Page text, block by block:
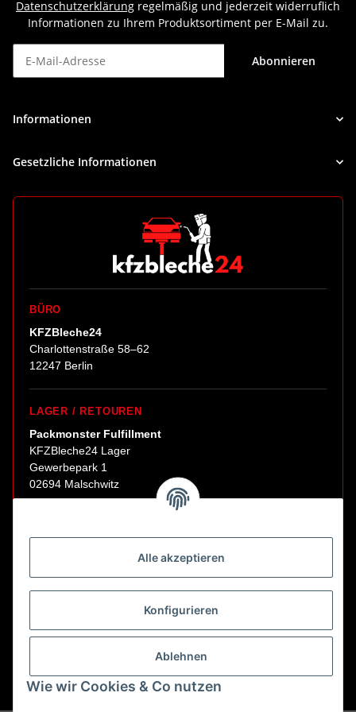
Alle akzeptieren
Konfigurieren
Ablehnen
Wie wir Cookies & Co nutzen
Datenschutzerklärung regelmäßig und jederzeit widerruflich
Informationen zu Ihrem Produktsortiment per E-Mail zu.
Abonnieren
Informationen
Gesetzliche Informationen
BÜRO
KFZBleche24
Charlottenstraße 58–62
12247 Berlin
LAGER / RETOUREN
Packmonster Fulfillment
KFZBleche24 Lager
Gewerbepark 1
02694 Malschwitz
Abholungen nur nach Terminvereinbarung.
E-Mail:sales@kfzbleche24.de
Vertrag widerrufen
* Alle Preise inkl. gesetzlicher USt., zzgl.Versand